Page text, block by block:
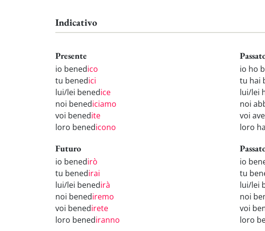
Indicativo
Presente
io benedico
tu benedici
lui/lei benedice
noi benediciamo
voi benedite
loro benedicono
io ho
tu hai
lui/lei
noi
voi
loro
Futuro
io benedirò
tu benedirai
lui/lei benedirà
noi benediremo
voi benedirete
loro benediranno
io
tu
lui/lei
noi
voi
loro